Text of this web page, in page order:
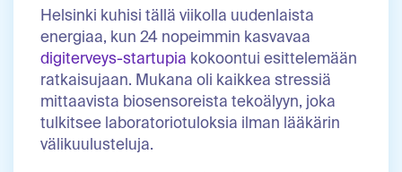
Helsinki kuhisi tällä viikolla uudenlaista
energiaa, kun 24 nopeimmin kasvavaa
digiterveys-startupia kokoontui esittelemään
ratkaisujaan. Mukana oli kaikkea stressiä
mittaavista biosensoreista tekoälyyn, joka
tulkitsee laboratoriotuloksia ilman lääkärin
välikuulusteluja.